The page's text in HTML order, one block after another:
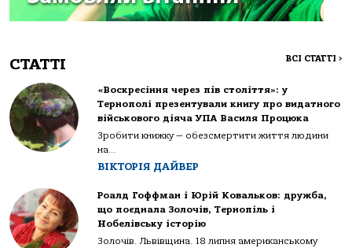
СТАТТІ ВСІ СТАТТІ >
«Воскресіння через пів століття»: у
Тернополі презентували книгу про видатного
військового діяча УПА Василя Процюка
Зробити книжку — обезсмертити життя людини
на...
ВІКТОРІЯ ДАЙВЕР
Роалд Гоффман і Юрій Ковальков: дружба,
що поєднала Золочів, Тернопіль і
Нобелівську історію
Золочів. Львівщина. 18 липня американському